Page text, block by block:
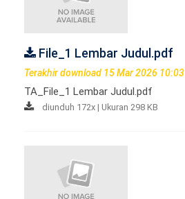
File_1 Lembar Judul.pdf
Terakhir download 15 Mar 2026 10:03
TA_File_1 Lembar Judul.pdf
diunduh 172x | Ukuran 298 KB